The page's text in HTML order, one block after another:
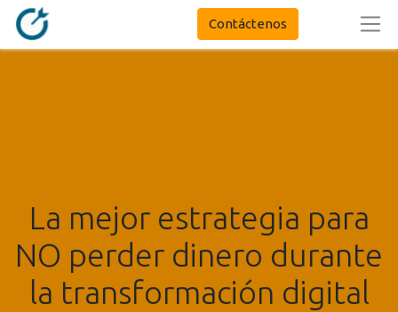
Contáctenos
La mejor estrategia para
NO perder dinero durante
la transformación digital